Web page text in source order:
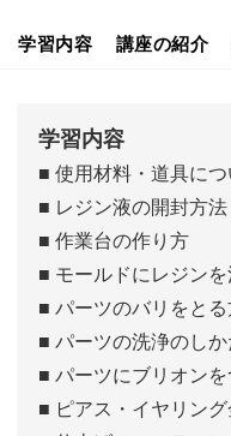
学習内容 講座の紹介
学習内容
■ 使用材料・道具につ
■ レジン液の開封方法
■ 作業台の作り方
■ モールドにレジン
■ パーツのバリをと
■ パーツの洗浄のしか
■ パーツにブリオン
■ ピアス・イヤリン